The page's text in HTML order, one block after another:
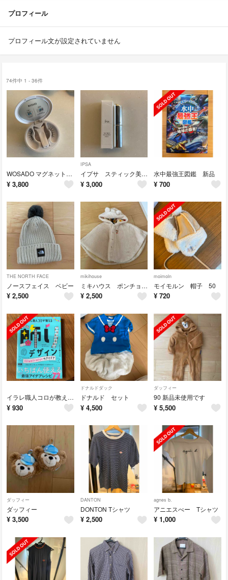
プロフィール
プロフィール文が設定されていません
74件中 1 - 36件
WOSADO マグネットつけまつげ
¥ 3,800
IPSA
イプサ スティック美容液
¥ 3,000
水中最強王図鑑 新品
¥ 700
THE NORTH FACE
ノースフェイス ベビー
¥ 2,500
mikihouse
ミキハウス ポンチョ フリーサイズ
¥ 2,500
moimoln
モイモルン 帽子 50
¥ 720
イラレ職人コロが教える飾りのデザインＩｌｌｕｓｔｒａｔｏｒのアイデア
¥ 930
ドナルドダック
ドナルド セット
¥ 4,500
ダッフィー
90 新品未使用です
¥ 5,500
ダッフィー
ダッフィー
¥ 3,500
DANTON
DONTON Tシャツ
¥ 2,500
agnes b.
アニエスべー Tシャツ
¥ 1,000